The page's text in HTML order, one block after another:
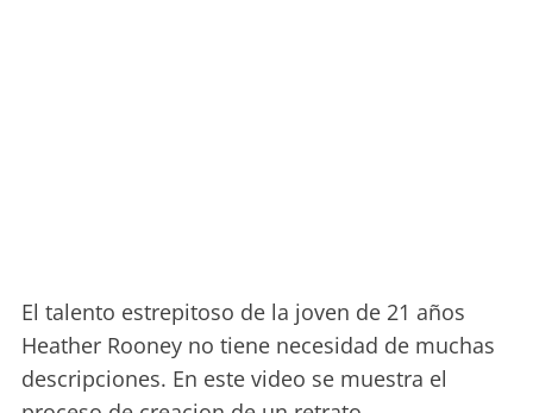
El talento estrepitoso de la joven de 21 años
Heather Rooney no tiene necesidad de muchas
descripciones. En este video se muestra el